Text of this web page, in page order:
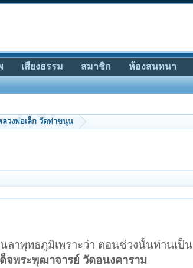
ลวงพ่อเล็ก วัดท่าขนุน
ลาพุทธภูมิเพราะว่า ตอนช่วงนั้นท่านเป็น
จพระพุฒาจารย์ วัดอนงคาราม
เสียงธรรม สมาชิก ห้องสนทนา